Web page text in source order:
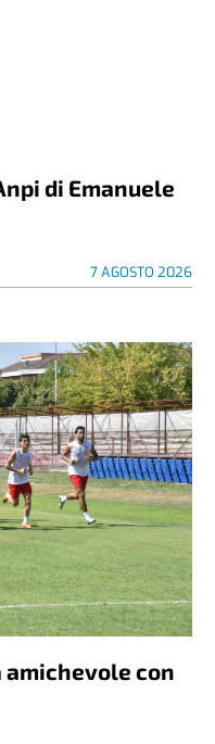
di Emanuele
7 AGOSTO 2026
amichevole con